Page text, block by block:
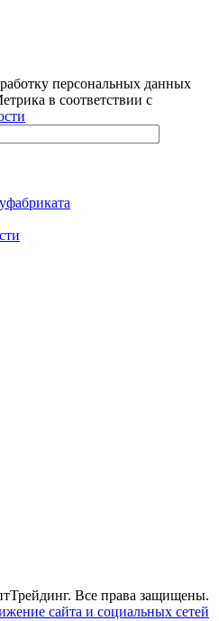
персональных данных
в соответствии с
Все права защищены.
сайта и социальных сетей